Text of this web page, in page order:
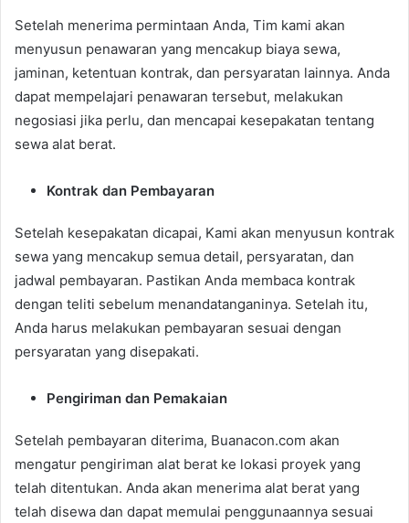
Setelah menerima permintaan Anda, Tim kami akan
menyusun penawaran yang mencakup biaya sewa,
jaminan, ketentuan kontrak, dan persyaratan lainnya. Anda
dapat mempelajari penawaran tersebut, melakukan
negosiasi jika perlu, dan mencapai kesepakatan tentang
sewa alat berat.
Kontrak dan Pembayaran
Setelah kesepakatan dicapai, Kami akan menyusun kontrak
sewa yang mencakup semua detail, persyaratan, dan
jadwal pembayaran. Pastikan Anda membaca kontrak
dengan teliti sebelum menandatanganinya. Setelah itu,
Anda harus melakukan pembayaran sesuai dengan
persyaratan yang disepakati.
Pengiriman dan Pemakaian
Setelah pembayaran diterima, Buanacon.com akan
mengatur pengiriman alat berat ke lokasi proyek yang
telah ditentukan. Anda akan menerima alat berat yang
telah disewa dan dapat memulai penggunaannya sesuai